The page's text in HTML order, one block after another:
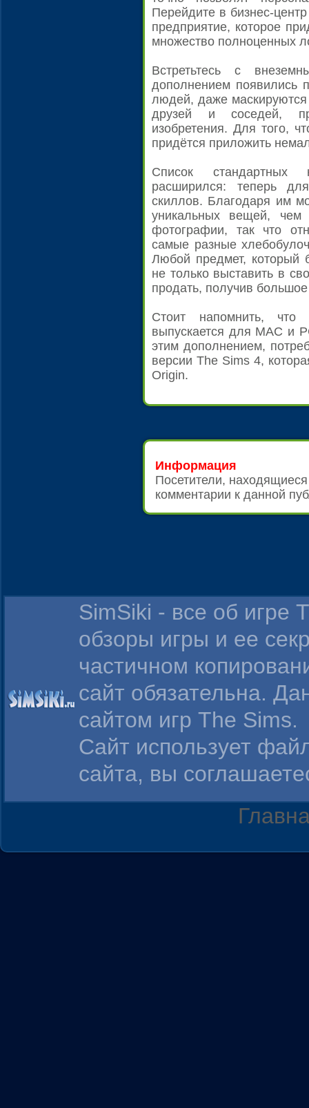
Перейдите в бизнес-
предприятие, которое
множество полноценных
Встретьтесь с
дополнением появились
людей, даже
друзей и соседей,
изобретения. Для того,
придётся приложить
Список стандартных
расширился: теперь
скиллов. Благодаря им
уникальных вещей,
фотографии, так что
самые разные
Любой предмет,
не только выставить в
продать, получив
Стоит напомнить,
выпускается для MAC и
этим дополнением,
версии The Sims 4,
Origin.
Информация
Посетители,
комментарии к данной
SimSiki - все об игре
обзоры игры и ее
частичном
сайт обязательна.
сайтом игр The Sims.
Сайт использует
сайта, вы